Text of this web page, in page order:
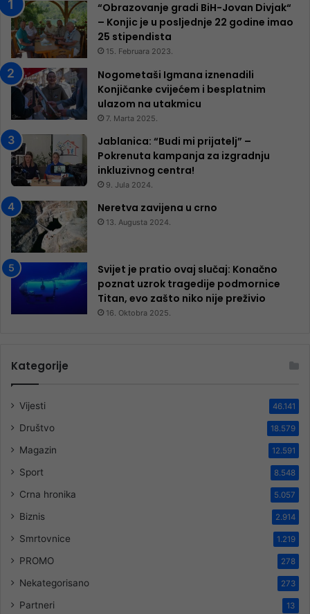
“Obrazovanje gradi BiH-Jovan Divjak“
– Konjic je u posljednje 22 godine imao
25 ​​stipendista
15. Februara 2023.
Nogometaši Igmana iznenadili
Konjičanke cvijećem i besplatnim
ulazom na utakmicu
7. Marta 2025.
Jablanica: “Budi mi prijatelj” –
Pokrenuta kampanja za izgradnju
inkluzivnog centra!
9. Jula 2024.
Neretva zavijena u crno
13. Augusta 2024.
Svijet je pratio ovaj slučaj: Konačno
poznat uzrok tragedije podmornice
Titan, evo zašto niko nije preživio
16. Oktobra 2025.
Kategorije
Vijesti 46.141
Društvo 18.579
Magazin 12.591
Sport 8.548
Crna hronika 5.057
Biznis 2.914
Smrtovnice 1.219
PROMO 278
Nekategorisano 273
Partneri 13